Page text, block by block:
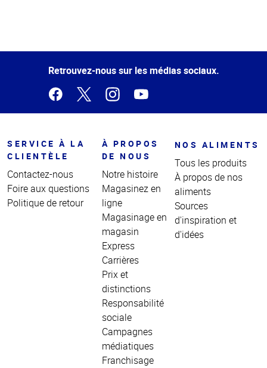
de la
Retrouvez-nous sur les médias sociaux.
SERVICE À LA
CLIENTÈLE
Contactez-nous
Foire aux questions
Politique de retour
À PROPOS
DE NOUS
Notre histoire
Magasinez en
ligne
Magasinage en
magasin
Express
Carrières
Prix et
distinctions
Responsabilité
sociale
Campagnes
médiatiques
Franchisage
NOS ALIMENTS
Tous les produits
À propos de nos
aliments
Sources
d'inspiration et
d'idées